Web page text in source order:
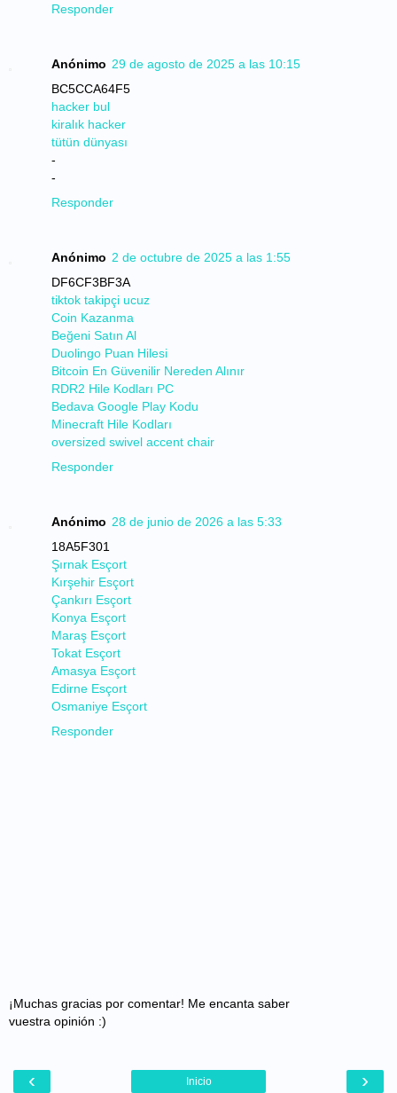
Responder
Anónimo 29 de agosto de 2025 a las 10:15
BC5CCA64F5
hacker bul
kiralık hacker
tütün dünyası
-
-
Responder
Anónimo 2 de octubre de 2025 a las 1:55
DF6CF3BF3A
tiktok takipçi ucuz
Coin Kazanma
Beğeni Satın Al
Duolingo Puan Hilesi
Bitcoin En Güvenilir Nereden Alınır
RDR2 Hile Kodları PC
Bedava Google Play Kodu
Minecraft Hile Kodları
oversized swivel accent chair
Responder
Anónimo 28 de junio de 2026 a las 5:33
18A5F301
Şırnak Esçort
Kırşehir Esçort
Çankırı Esçort
Konya Esçort
Maraş Esçort
Tokat Esçort
Amasya Esçort
Edirne Esçort
Osmaniye Esçort
Responder
¡Muchas gracias por comentar! Me encanta saber
vuestra opinión :)
‹ ›
Inicio